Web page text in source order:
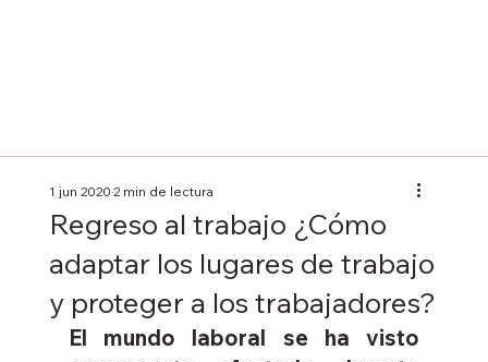
Regreso al trabajo ¿Cómo
adaptar los lugares de trabajo
y proteger a los trabajadores?
1 jun 20202 min de lectura
El mundo laboral se ha visto